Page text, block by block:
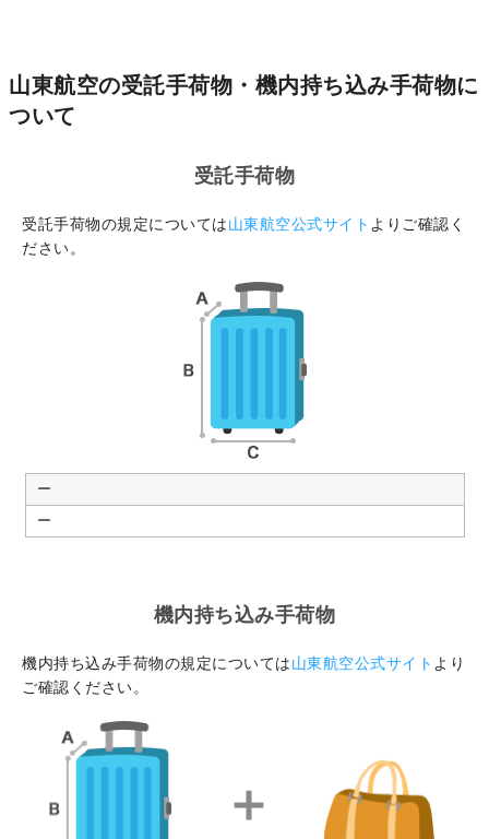
山東航空の受託手荷物・機内持ち込み手荷物に
ついて
受託手荷物
受託手荷物の規定については山東航空公式サイト よりご確認く
ださい。
ー
ー
機内持ち込み手荷物
機内持ち込み手荷物の規定については山東航空公式サイト より
ご確認ください。